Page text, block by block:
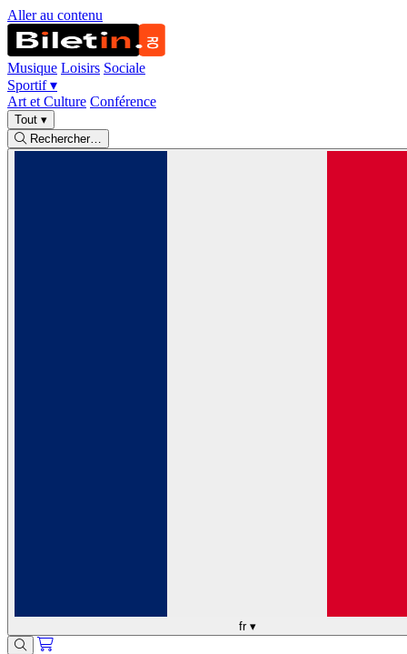
Aller au contenu
Musique Loisirs Sociale
Sportif▾
Art et Culture Conférence
Tout ▾
Rechercher…
fr ▾